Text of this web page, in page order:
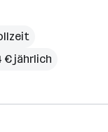
€ jährlich